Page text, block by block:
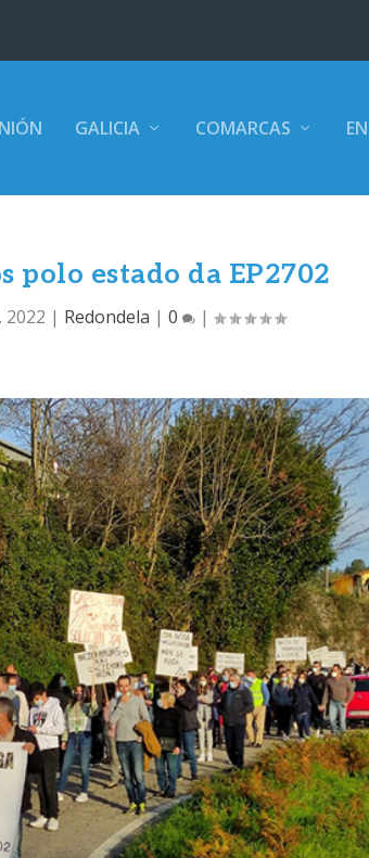
GALICIA COMARCAS
polo estado da EP2702
2022 | Redondela | 0 |